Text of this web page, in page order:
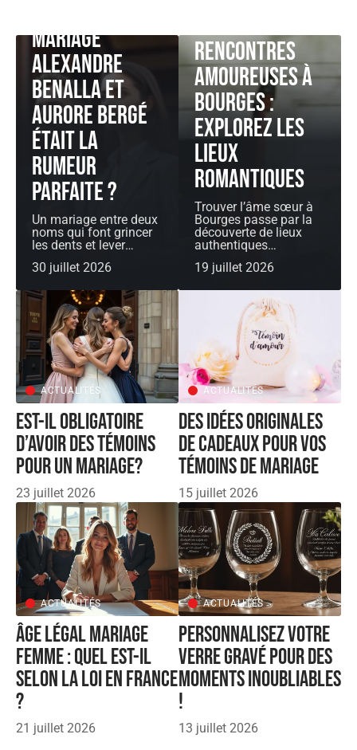
Mariage
Alexandre
Benalla et
Aurore Bergé
était la
rumeur
parfaite ?
Un mariage entre deux
noms qui font grincer
les dents et lever…
30 juillet 2026
ACTUALITÉS
Est-il obligatoire
d’avoir des témoins
pour un mariage?
23 juillet 2026
ACTUALITÉS
Âge légal mariage
femme : quel est-il
selon la loi en France
?
21 juillet 2026
Rencontres
amoureuses à
bourges :
explorez les
lieux
romantiques
Trouver l’âme sœur à
Bourges passe par la
découverte de lieux
authentiques…
19 juillet 2026
ACTUALITÉS
Des idées originales
de cadeaux pour vos
témoins de mariage
15 juillet 2026
ACTUALITÉS
Personnalisez votre
verre gravé pour des
moments inoubliables
!
13 juillet 2026